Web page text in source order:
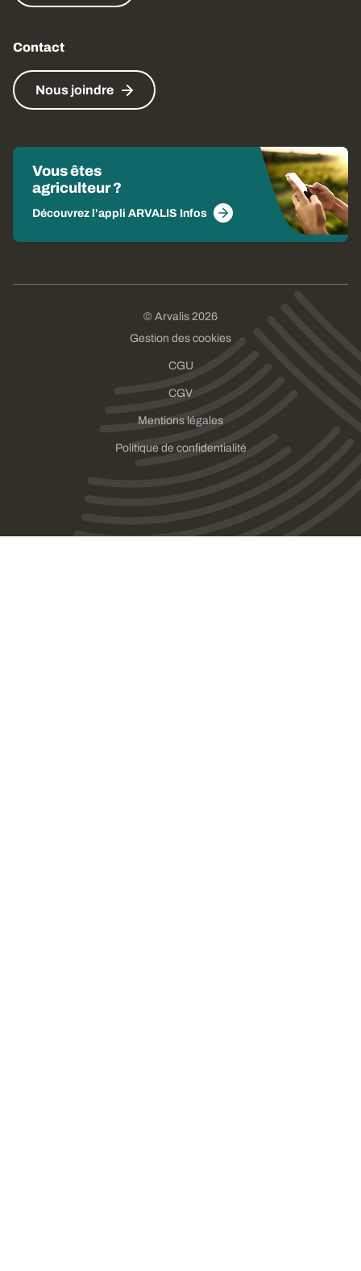
Contact
Nous joindre
Vous êtes
agriculteur ?
Découvrez l'appli ARVALIS Infos
© Arvalis 2026
Gestion des cookies
CGU
CGV
Mentions légales
Politique de confidentialité